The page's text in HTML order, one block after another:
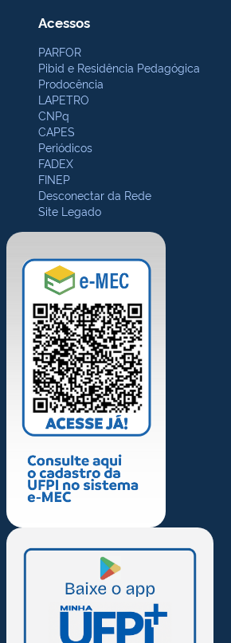
Acessos
PARFOR
Pibid e Residência Pedagógica
Prodocência
LAPETRO
CNPq
CAPES
Periódicos
FADEX
FINEP
Desconectar da Rede
Site Legado